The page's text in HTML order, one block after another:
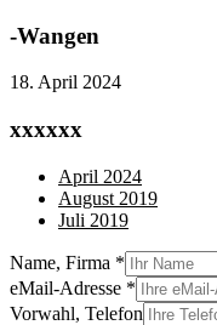
-Wangen
18. April 2024
xxxxxx
April 2024
August 2019
Juli 2019
Name, Firma *
eMail-Adresse *
Vorwahl, Telefon